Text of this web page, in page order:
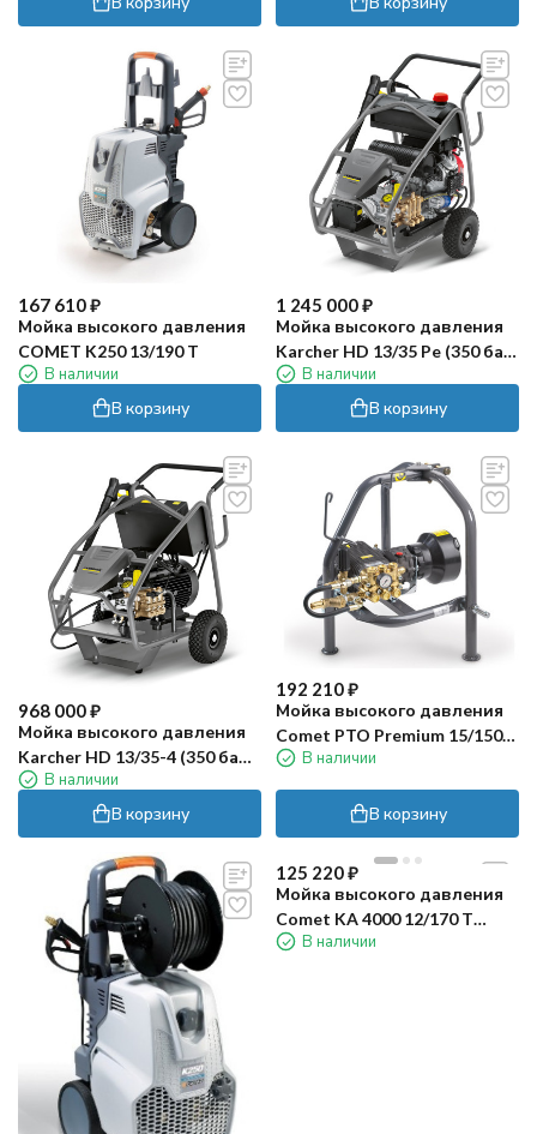
167 610₽
Мойка высокого давления
COMET K250 13/190 T
В наличии
В корзину
1 245 000₽
Мойка высокого давления
Karcher HD 13/35 Pe (350 бар,
серая)В наличии
В корзину
968 000₽
Мойка высокого давления
Karcher HD 13/35-4 (350 бар,
серая)В наличии
В корзину
192 210₽
Мойка высокого давления
Comet PTO Premium 15/150
(без рамы)
В наличии
В корзину
125 220₽
Мойка высокого давления
Comet KA 4000 12/170 T
Classic Total stop
В наличии